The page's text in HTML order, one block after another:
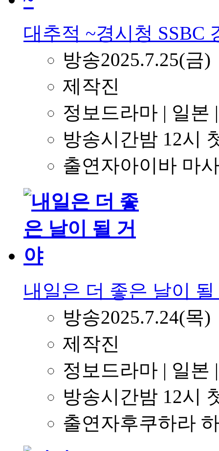
대추적 ~경시청 SSBC
방송2025.7.25(금)
제작진
정보드라마 | 일본
방송시간밤 12시
출연자아이바 마
내일은 더 좋은 날이
방송2025.7.24(목)
제작진
정보드라마 | 일본
방송시간밤 12시
출연자후쿠하라